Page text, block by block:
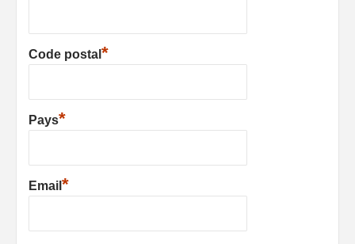
Code postal *
Pays*
Email *